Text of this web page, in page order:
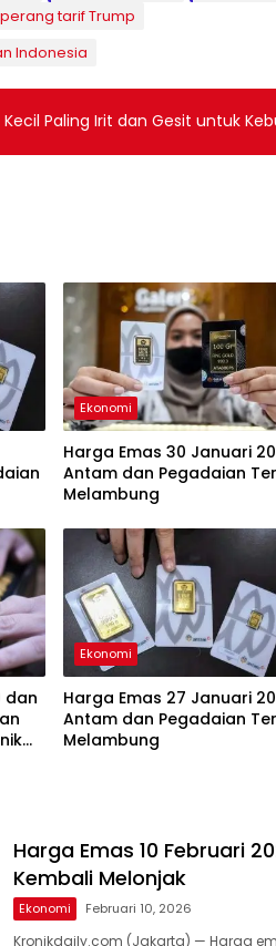
perang tarif Trump
Indonesia
Paling Irit dan Gesit untuk
Ekonomi
Harga Emas 30 Januari
Antam dan Pegadaian
Melambung
dan
Ekonomi
Harga Emas 27 Januari
Antam dan Pegadaian
Melambung
Harga Emas 10 Februari
Kembali Melonjak
Ekonomi Februari 10, 2026
Kronikdaily.com (Jakarta) — Harga